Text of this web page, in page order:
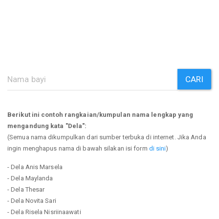
CARI
Berikut ini contoh rangkaian/kumpulan nama lengkap yang
mengandung kata "Dela":
(Semua nama dikumpulkan dari sumber terbuka di internet. Jika Anda
ingin menghapus nama di bawah silakan isi form di sini)
- Dela Anis Marsela
- Dela Maylanda
- Dela Thesar
- Dela Novita Sari
- Dela Risela Nisriinaawati